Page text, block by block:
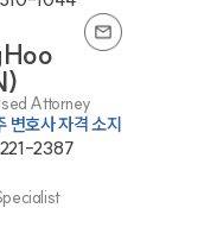
Attorney
변호사 자격 소지
2387